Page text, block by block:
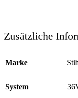
Zusätzliche
Marke
System